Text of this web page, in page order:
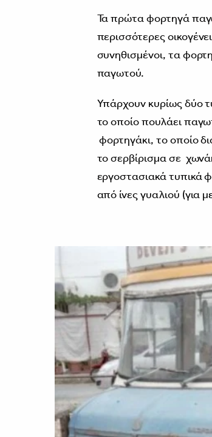
Τα πρώτα φορτηγά
περισσότερες
συνηθισμένοι, τα
παγωτού.
Υπάρχουν κυρίως δύο
το οποίο πουλάει
φορτηγάκι, το οποίο
το σερβίρισμα σε
εργοστασιακά τυπικά
από ίνες γυαλιού (για